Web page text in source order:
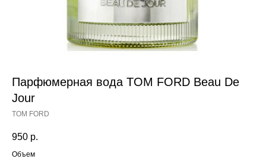
Парфюмерная вода TOM FORD Beau De
Jour
TOM FORD
950 р.
Объем